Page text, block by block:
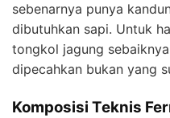
sebenarnya punya
dibutuhkan sapi. Untuk
tongkol jagung
dipecahkan bukan yang
Komposisi Teknis